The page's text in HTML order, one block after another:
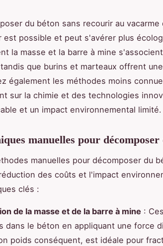
du béton sans recourir au
est possible et peut s'avérer plus
la masse et la barre à mine
que burins et marteaux offrent
également les méthodes moins
sur la chimie et des technologies
et un impact environnemental limité.
manuelles pour
manuelles pour décomposer du
des coûts et l'impact
clés :
de la masse et de la barre à mine :
dans le béton en appliquant une force
poids conséquent, est idéale pour